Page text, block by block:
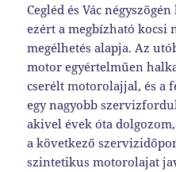
Cegléd és Vác
ezért a megbízható kocsi
megélhetés alapja. Az
motor egyértelműen
cserélt motorolajjal, és a
egy nagyobb
akivel évek óta
a következő
szintetikus motorolajat